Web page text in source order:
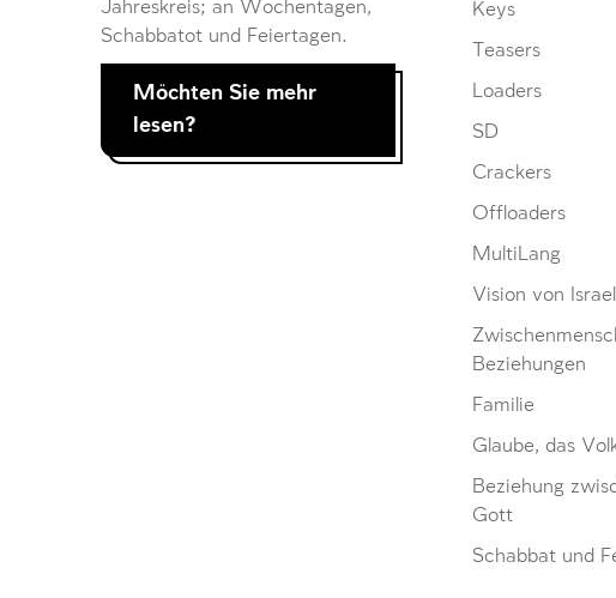
Keys
Teasers
Loaders
SD
Crackers
Offloaders
MultiLang
Vision von Israel
Beziehungen
Familie
Glaube, das
Beziehung
Gott
Schabbat und
Jahreskreis; an Wochentagen,
Schabbatot und Feiertagen.
Möchten Sie mehr
lesen?